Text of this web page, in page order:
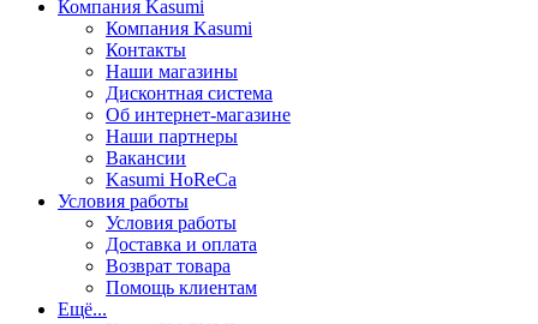
Компания Kasumi
Компания Kasumi
Контакты
Наши магазины
Дисконтная система
Об интернет-магазине
Наши партнеры
Вакансии
Kasumi HoReCa
Условия работы
Условия работы
Доставка и оплата
Возврат товара
Помощь клиентам
Ещё...